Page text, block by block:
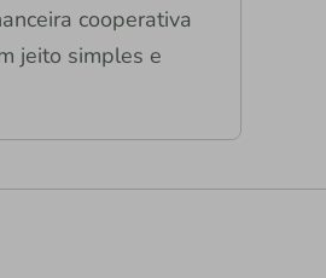
cooperativa
jeito simples e